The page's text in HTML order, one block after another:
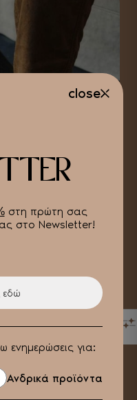
ΦΙΛΤΡΑ
στη πρώτη σας
στο Newsletter!
ενημερώσεις για:
Ανδρικά προϊόντα
close